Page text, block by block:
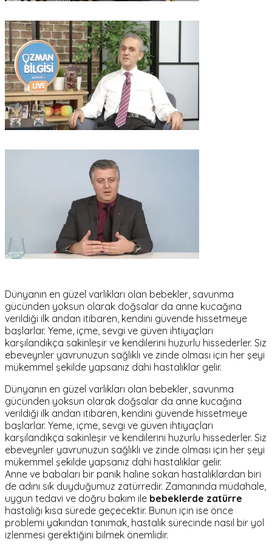
Dünyanın en güzel varlıkları olan bebekler, savunma
gücünden yoksun olarak doğsalar da anne kucağına
verildiği ilk andan itibaren, kendini güvende hissetmeye
başlarlar. Yeme, içme, sevgi ve güven ihtiyaçları
karşılandıkça sakinleşir ve kendilerini huzurlu hissederler. Siz
ebeveynler yavrunuzun sağlıklı ve zinde olması için her şeyi
mükemmel şekilde yapsanız dahi hastalıklar gelir.
Dünyanın en güzel varlıkları olan bebekler, savunma
gücünden yoksun olarak doğsalar da anne kucağına
verildiği ilk andan itibaren, kendini güvende hissetmeye
başlarlar. Yeme, içme, sevgi ve güven ihtiyaçları
karşılandıkça sakinleşir ve kendilerini huzurlu hissederler. Siz
ebeveynler yavrunuzun sağlıklı ve zinde olması için her şeyi
mükemmel şekilde yapsanız dahi hastalıklar gelir.
Anne ve babaları bir panik haline sokan hastalıklardan biri
de adını sık duyduğumuz zatürredir. Zamanında müdahale,
uygun tedavi ve doğru bakım ile bebeklerde zatürre
hastalığı kısa sürede geçecektir. Bunun için ise önce
problemi yakından tanımak, hastalık sürecinde nasıl bir yol
izlenmesi gerektiğini bilmek önemlidir.